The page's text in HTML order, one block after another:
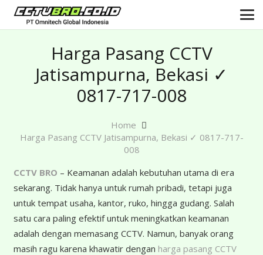
Harga Pasang CCTV
Jatisampurna, Bekasi ✓
0817-717-008
Home
Harga Pasang CCTV Jatisampurna, Bekasi ✓ 0817-717-
008
CCTV BRO – Keamanan adalah kebutuhan utama di era
sekarang. Tidak hanya untuk rumah pribadi, tetapi juga
untuk tempat usaha, kantor, ruko, hingga gudang. Salah
satu cara paling efektif untuk meningkatkan keamanan
adalah dengan memasang CCTV. Namun, banyak orang
masih ragu karena khawatir dengan harga pasang CCTV